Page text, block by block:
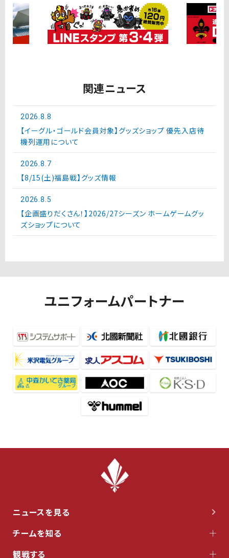
関連ニュース
2026.8.8
【イーグル・ゴールド会員対象】グッズショップ 優先入店待
機列運用について
2026.8.7
【8/15(土)福島戦】グッズ情報
2026.8.5
【企画盛りだくさん！】2026/27シーズン ホームゲームグッ
ズショップについて
ユニフォームパートナー
ニュースを見る
チームを知る
観戦する